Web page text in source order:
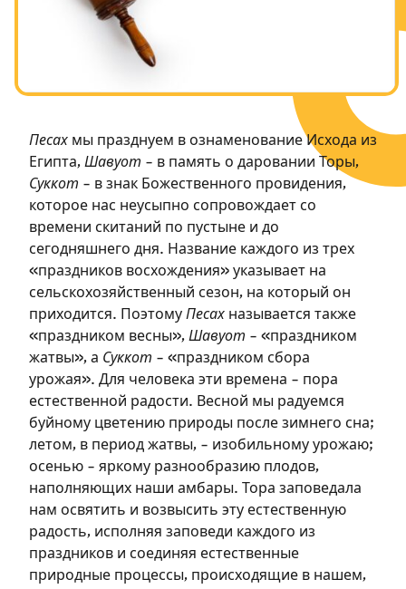
Посты в память о разрушенном Храме
Песах мы празднуем в ознаменование Исхода из
Египта, Шавуот – в память о даровании Торы,
Суккот – в знак Божественного провидения,
которое нас неусыпно сопровождает со
времени скитаний по пустыне и до
сегодняшнего дня. Название каждого из трех
«праздников восхождения» указывает на
сельскохозяйственный сезон, на который он
приходится. Поэтому Песах называется также
«праздником весны», Шавуот – «праздником
жатвы», а Суккот – «праздником сбора
урожая». Для человека эти времена – пора
естественной радости. Весной мы радуемся
буйному цветению природы после зимнего сна;
летом, в период жатвы, – изобильному урожаю;
осенью – яркому разнообразию плодов,
наполняющих наши амбары. Тора заповедала
нам освятить и возвысить эту естественную
радость, исполняя заповеди каждого из
праздников и соединяя естественные
природные процессы, происходящие в нашем,